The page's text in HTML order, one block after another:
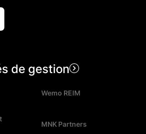
de gestion
Wemo REIM
MNK Partners